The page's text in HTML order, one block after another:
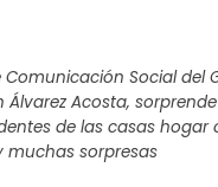
Social del
Álvarez Acosta,
de las casas hogar
muchas sorpresas